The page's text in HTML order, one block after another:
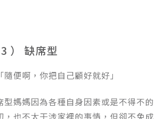
3 ） 缺席型
隨便啊，你把自己顧好就好」
型媽媽因為各種自身因素或是不得不
，也不太干涉家裡的事情，但卻不免